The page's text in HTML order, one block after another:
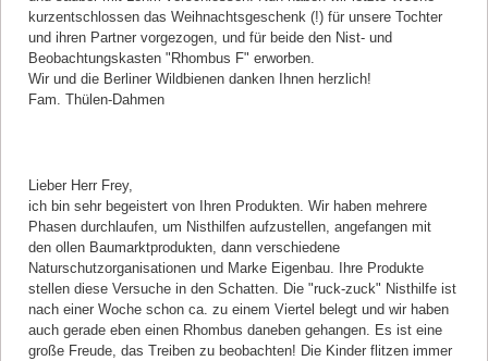
kurzentschlossen das Weihnachtsgeschenk (!) für unsere Tochter
und ihren Partner vorgezogen, und für beide den Nist- und
Beobachtungskasten "Rhombus F" erworben.
Wir und die Berliner Wildbienen danken Ihnen herzlich!
Fam. Thülen-Dahmen
Lieber Herr Frey,
ich bin sehr begeistert von Ihren Produkten. Wir haben mehrere
Phasen durchlaufen, um Nisthilfen aufzustellen, angefangen mit
den ollen Baumarktprodukten, dann verschiedene
Naturschutzorganisationen und Marke Eigenbau. Ihre Produkte
stellen diese Versuche in den Schatten. Die "ruck-zuck" Nisthilfe ist
nach einer Woche schon ca. zu einem Viertel belegt und wir haben
auch gerade eben einen Rhombus daneben gehangen. Es ist eine
große Freude, das Treiben zu beobachten! Die Kinder flitzen immer